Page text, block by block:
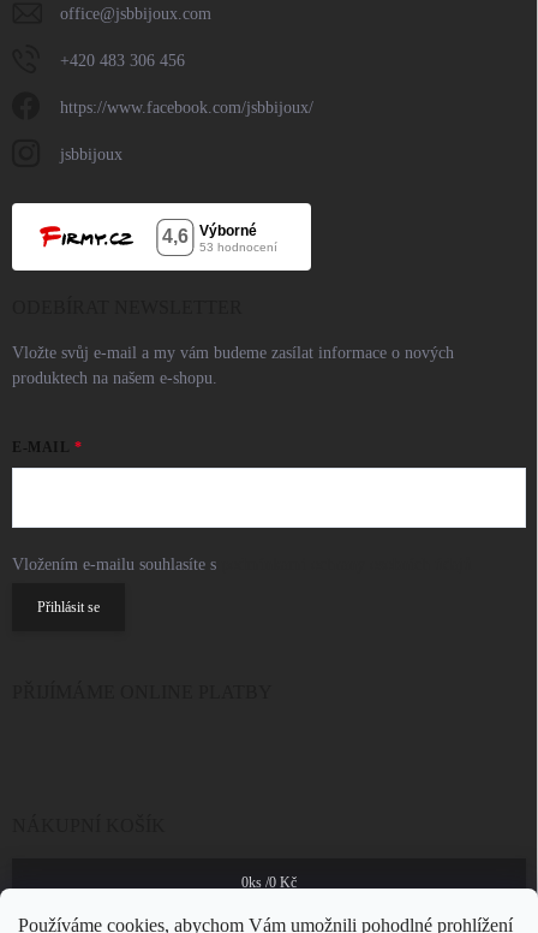
Používáme cookies, abychom Vám umožnili pohodlné prohlížení
office@jsbbijoux.com
+420 483 306 456
https://www.facebook.com/jsbbijoux/
jsbbijoux
Vložte svůj e-mail a my vám budeme zasílat informace o nových
produktech na našem e-shopu.
E-MAIL
Vložením e-mailu souhlasíte s
Přihlásit se
0ks /0 Kč